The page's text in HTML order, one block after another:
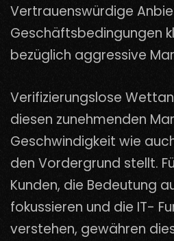
Vertrauenswürdige
Geschäftsbedingungen
bezüglich aggressive
Verifizierungslose
diesen zunehmenden
Geschwindigkeit wie
den Vordergrund stellt.
Kunden, die Bedeutung
fokussieren und die IT-
verstehen, gewähren